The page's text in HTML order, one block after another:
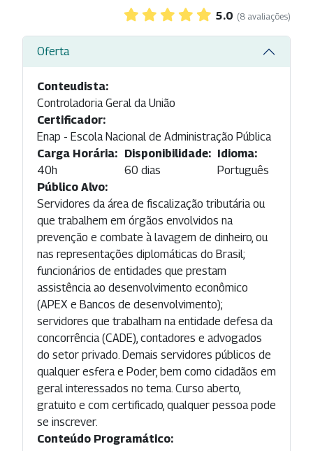
5.0 (8 avaliações)
Oferta
Conteudista:
Controladoria Geral da União
Certificador:
Enap - Escola Nacional de Administração Pública
Carga Horária:
40h
Disponibilidade:
60 dias
Idioma:
Português
Público Alvo:
Servidores da área de fiscalização tributária ou
que trabalhem em órgãos envolvidos na
prevenção e combate à lavagem de dinheiro, ou
nas representações diplomáticas do Brasil;
funcionários de entidades que prestam
assistência ao desenvolvimento econômico
(APEX e Bancos de desenvolvimento);
servidores que trabalham na entidade defesa da
concorrência (CADE), contadores e advogados
do setor privado. Demais servidores públicos de
qualquer esfera e Poder, bem como cidadãos em
geral interessados no tema. Curso aberto,
gratuito e com certificado, qualquer pessoa pode
se inscrever.
Conteúdo Programático: